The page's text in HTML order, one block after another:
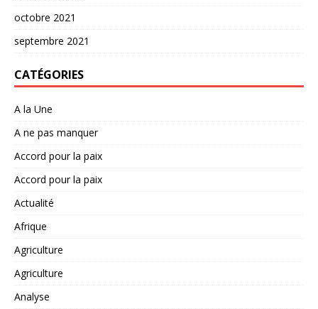
octobre 2021
septembre 2021
CATÉGORIES
A la Une
A ne pas manquer
Accord pour la paix
Accord pour la paix
Actualité
Afrique
Agriculture
Agriculture
Analyse